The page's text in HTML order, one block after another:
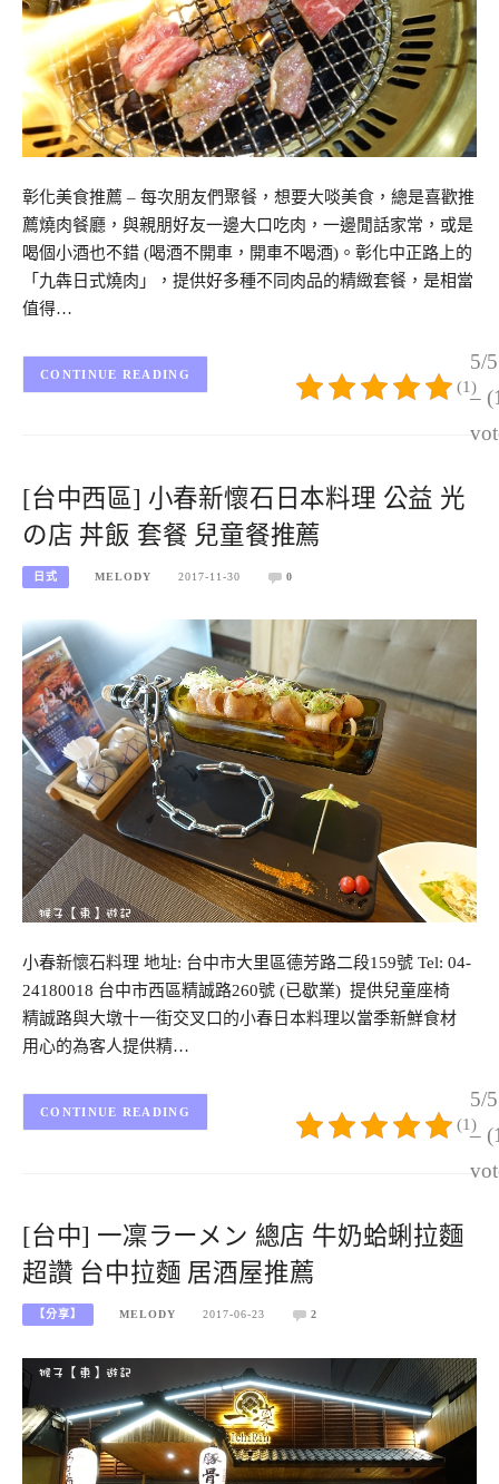
彰化美食推薦 – 每次朋友們聚餐，想要大啖美食，總是喜歡推
薦燒肉餐廳，與親朋好友一邊大口吃肉，一邊閒話家常，或是
喝個小酒也不錯 (喝酒不開車，開車不喝酒)。彰化中正路上的
「九犇日式燒肉」，提供好多種不同肉品的精緻套餐，是相當
值得…
5/5
–
(1)
CONTINUE READING
[台中西區] 小春新懷石日本料理 公益 光
の店 丼飯 套餐 兒童餐推薦
日式 MELODY 2017-11-30 0
小春新懷石料理 地址: 台中市大里區德芳路二段159號 Tel: 04-
24180018 台中市西區精誠路260號 (已歇業) 提供兒童座椅
精誠路與大墩十一街交叉口的小春日本料理以當季新鮮食材
用心的為客人提供精…
5/5
–
(1)
CONTINUE READING
[台中] 一凜ラーメン 總店 牛奶蛤蜊拉麵
超讚 台中拉麵 居酒屋推薦
【分享】 MELODY 2017-06-23 2